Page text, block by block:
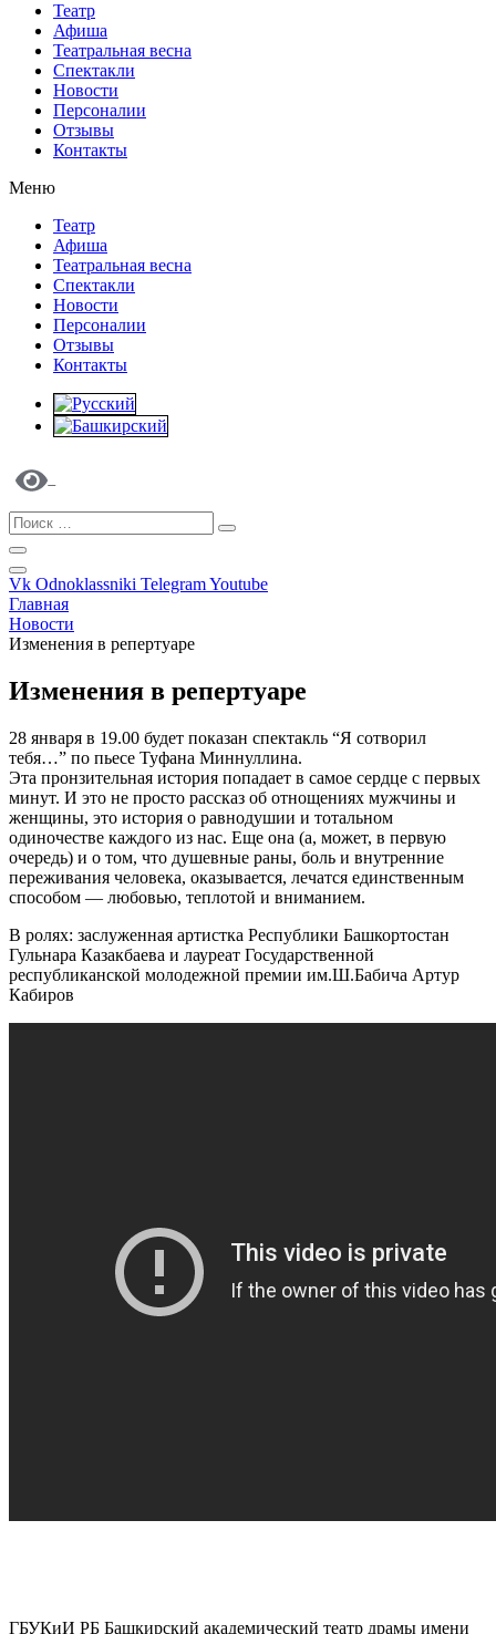
Театр
Афиша
Театральная весна
Спектакли
Новости
Персоналии
Отзывы
Контакты
Меню
Театр
Афиша
Театральная весна
Спектакли
Новости
Персоналии
Отзывы
Контакты
Vk Odnoklassniki TelegramYoutube
Главная
Новости
Изменения в репертуаре
Изменения в репертуаре
28 января в 19.00 будет показан спектакль “Я сотворил
тебя…” по пьесе Туфана Миннуллина.
Эта пронзительная история попадает в самое сердце с первых
минут. И это не просто рассказ об отнощениях мужчины и
женщины, это история о равнодушии и тотальном
одиночестве каждого из нас. Еще она (а, может, в первую
очередь) и о том, что душевные раны, боль и внутренние
переживания человека, оказывается, лечатся единственным
способом — любовью, теплотой и вниманием.
В ролях: заслуженная артистка Республики Башкортостан
Гульнара Казакбаева и лауреат Государственной
республиканской молодежной премии им.Ш.Бабича Артур
Кабиров
ГБУКиИ РБ Башкирский академический театр драмы имени